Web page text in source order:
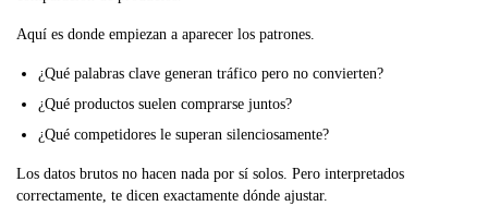
Aquí es donde empiezan a aparecer los patrones.
¿Qué palabras clave generan tráfico pero no convierten?
¿Qué productos suelen comprarse juntos?
¿Qué competidores le superan silenciosamente?
Los datos brutos no hacen nada por sí solos. Pero interpretados
correctamente, te dicen exactamente dónde ajustar.